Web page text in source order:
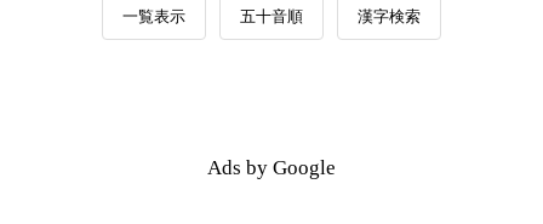
一覧表示 五十音順 漢字検索
Ads by Google